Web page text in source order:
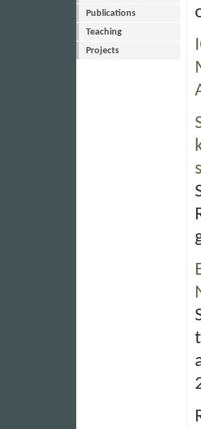
Publications
Teaching
Projects